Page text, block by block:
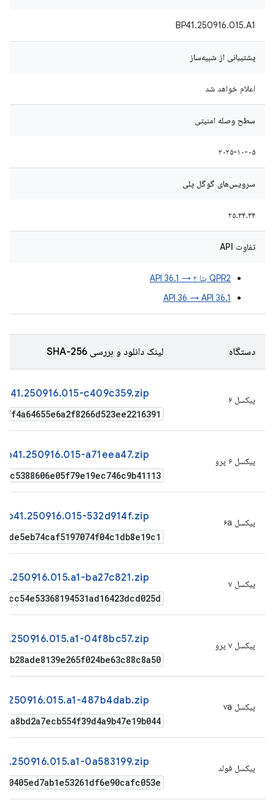
BP41.250916.015.A1
پشتیبانی از شبیه‌ساز
اعلام خواهد شد
سطح وصله امنیتی
۲۰۲۵-۱۰-۰۵
سرویس‌های گوگل پلی
۲۵.۳۴.۳۴
تفاوت API
QPR2 بتا ۲ → API 36.1
API 36 → API 36.1
دستگاه لینک دانلود و بررسی SHA-256
پیکسل ۶ c409c359.zip
پیکسل ۶ پرو a71eea47.zip
پیکسل ۶a 532d914f.zip
پیکسل ۷ ba27c821.zip
پیکسل ۷ پرو 04f8bc57.zip
پیکسل ۷a 487b4dab.zip
پیکسل فولد 0a583199.zip